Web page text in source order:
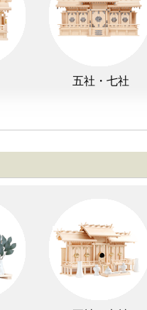
盆提灯一万円以内
五社・七社